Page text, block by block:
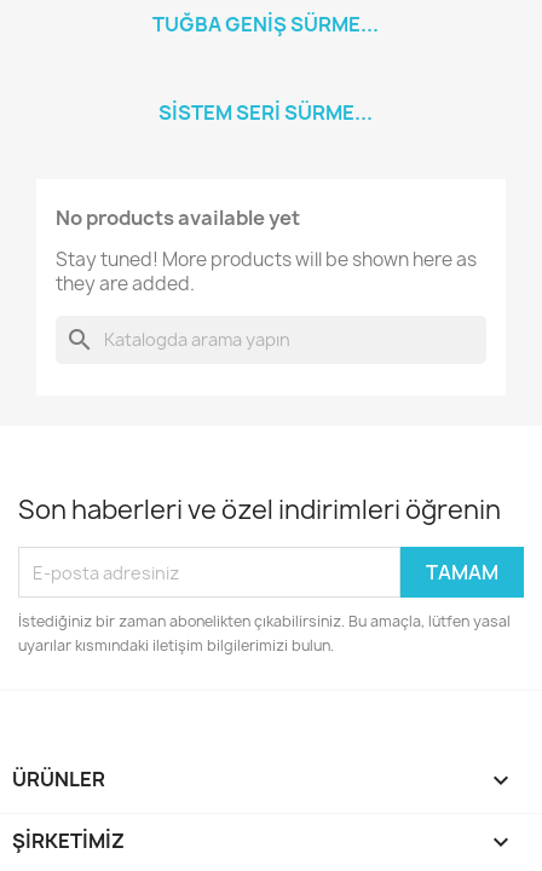
TUĞBA GENIŞ SÜRME...
SISTEM SERI SÜRME...
No products available yet
Stay tuned! More products will be shown here as
they are added.
search
Son haberleri ve özel indirimleri öğrenin
İstediğiniz bir zaman abonelikten çıkabilirsiniz. Bu amaçla, lütfen yasal
uyarılar kısmındaki iletişim bilgilerimizi bulun.
ÜRÜNLER 
ŞIRKETIMIZ 